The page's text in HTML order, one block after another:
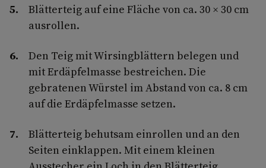
Blätterteig auf eine Fläche von ca. 30 × 30 cm
ausrollen.
Den Teig mit Wirsingblättern belegen und
mit Erdäpfelmasse bestreichen. Die
gebratenen Würstel im Abstand von ca. 8 cm
auf die Erdäpfelmasse setzen.
Blätterteig behutsam einrollen und an den
Seiten einklappen. Mit einem kleinen